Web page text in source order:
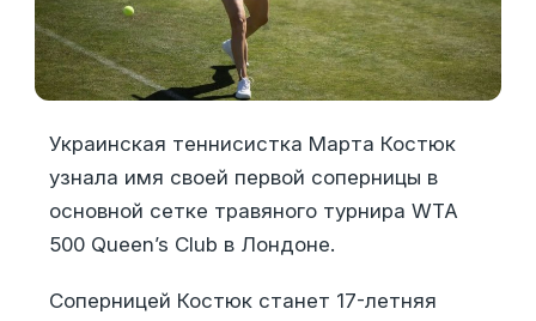
Украинская теннисистка Марта Костюк
узнала имя своей первой соперницы в
основной сетке травяного турнира WTA
500 Queen’s Club в Лондоне.
Соперницей Костюк станет 17-летняя